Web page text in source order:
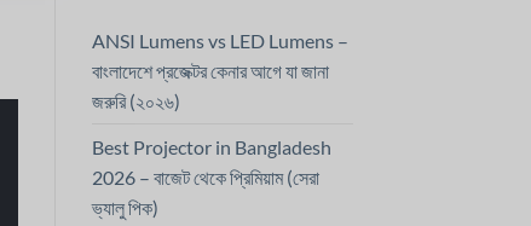
ANSI Lumens vs LED Lumens –
বাংলাদেশে প্রজেক্টর কেনার আগে যা জানা
জরুরি (২০২৬)
Best Projector in Bangladesh
2026 – বাজেট থেকে প্রিমিয়াম (সেরা
ভ্যালু পিক)